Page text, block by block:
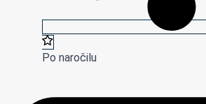
Po naročilu